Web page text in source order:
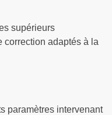
supérieurs
correction adaptés à la
paramètres intervenant